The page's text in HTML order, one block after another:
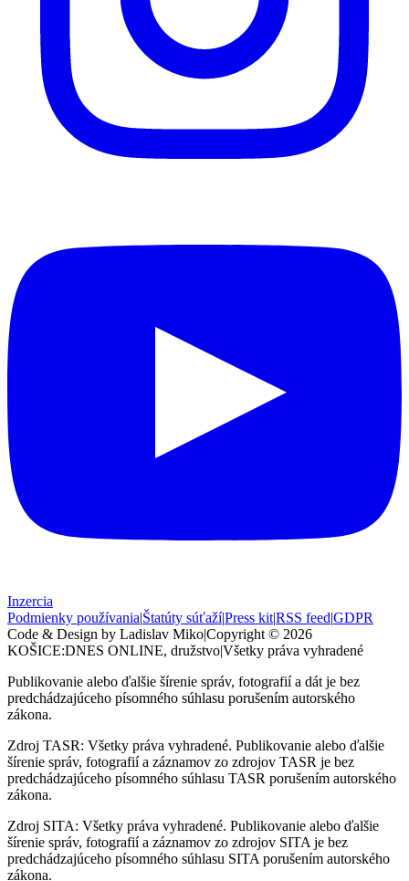
Inzercia
Podmienky používania|Štatúty súťaží|Press kit|RSS feed|GDPR
Code & Design by Ladislav Miko|Copyright © 2026
KOŠICE:DNES ONLINE, družstvo|Všetky práva vyhradené
Publikovanie alebo ďalšie šírenie správ, fotografií a dát je bez
predchádzajúceho písomného súhlasu porušením autorského
zákona.
Zdroj TASR: Všetky práva vyhradené. Publikovanie alebo ďalšie
šírenie správ, fotografií a záznamov zo zdrojov TASR je bez
predchádzajúceho písomného súhlasu TASR porušením autorského
zákona.
Zdroj SITA: Všetky práva vyhradené. Publikovanie alebo ďalšie
šírenie správ, fotografií a záznamov zo zdrojov SITA je bez
predchádzajúceho písomného súhlasu SITA porušením autorského
zákona.